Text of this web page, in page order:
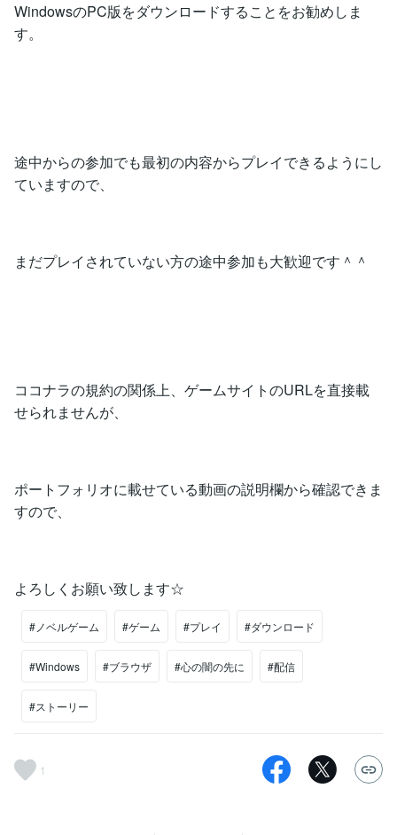
WindowsのPC版をダウンロードすることをお勧めしま
す。
途中からの参加でも最初の内容からプレイできるようにし
ていますので、
まだプレイされていない方の途中参加も大歓迎です＾＾
ココナラの規約の関係上、ゲームサイトのURLを直接載
せられませんが、
ポートフォリオに載せている動画の説明欄から確認できま
すので、
よろしくお願い致します☆
#ノベルゲーム #ゲーム #プレイ #ダウンロード
#Windows #ブラウザ #心の闇の先に #配信
#ストーリー
1